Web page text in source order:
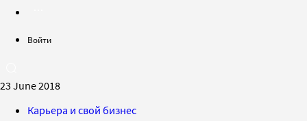
Войти
23 June 2018
Карьера и свой бизнес